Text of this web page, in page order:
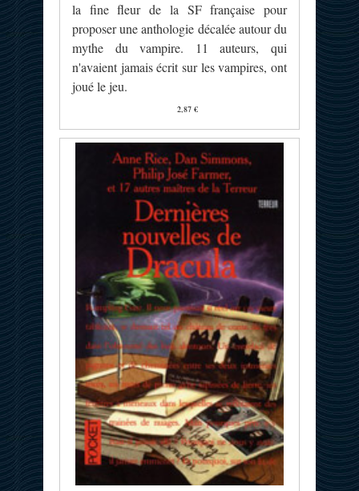
la fine fleur de la SF française pour
proposer une anthologie décalée autour du
mythe du vampire. 11 auteurs, qui
n'avaient jamais écrit sur les vampires, ont
joué le jeu.
2,87 €